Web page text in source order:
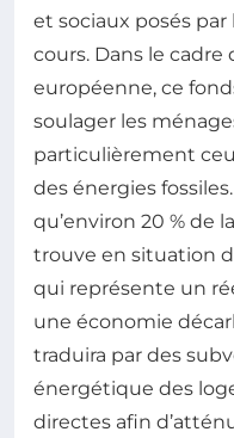
et sociaux posés
cours. Dans le cadre
européenne, ce
soulager les
particulièrement
des énergies
qu’environ 20 % de
trouve en situation
qui représente un
une économie
traduira par des
énergétique des
directes afin